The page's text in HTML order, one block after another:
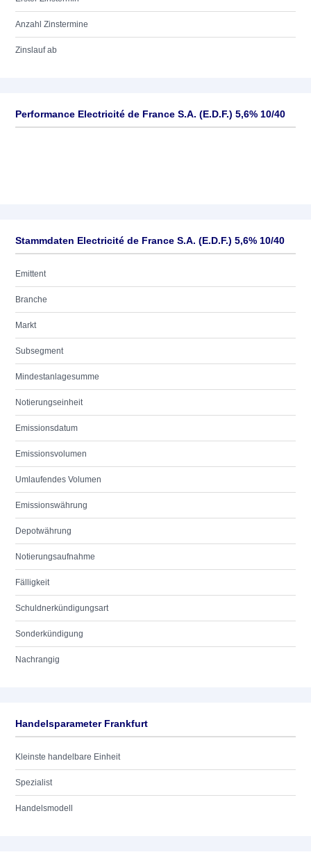
Anzahl Zinstermine
Zinslauf ab
Performance Electricité de France S.A. (E.D.F.) 5,6% 10/40
Stammdaten Electricité de France S.A. (E.D.F.) 5,6% 10/40
Emittent
Branche
Markt
Subsegment
Mindestanlagesumme
Notierungseinheit
Emissionsdatum
Emissionsvolumen
Umlaufendes Volumen
Emissionswährung
Depotwährung
Notierungsaufnahme
Fälligkeit
Schuldnerkündigungsart
Sonderkündigung
Nachrangig
Handelsparameter Frankfurt
Kleinste handelbare Einheit
Spezialist
Handelsmodell